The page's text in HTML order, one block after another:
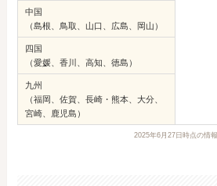
中国
（島根、鳥取、山口、広島、岡山）
四国
（愛媛、香川、高知、徳島）
九州
（福岡、佐賀、長崎・熊本、大分、
宮崎、鹿児島）
2025年6月27日時点の情報